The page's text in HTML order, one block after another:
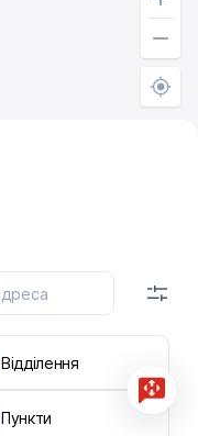
Відділення
Пункти